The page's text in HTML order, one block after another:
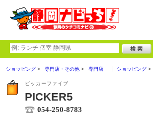
ショッピング 専門店・その他 専門店 ショッピング
ピッカーファイブ
PICKER5
054-250-8783